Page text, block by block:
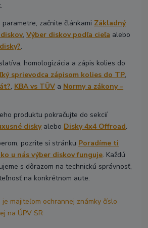
začnite článkami Základný
,Výber diskov podľa cieľa alebo
.
homologizácia a zápis kolies do
sprievodca zápisom kolies do TP,
, KBA vs TÜV a Normy a zákony –
produktu pokračujte do sekcií
diskyalebo Disky 4x4 Offroad.
pozrite si stránku Poradíme ti
u nás výber diskov funguje. Každú
s dôrazom na technickú správnosť,
na konkrétnom aute.
je majiteľom ochrannej známky číslo
na ÚPV SR